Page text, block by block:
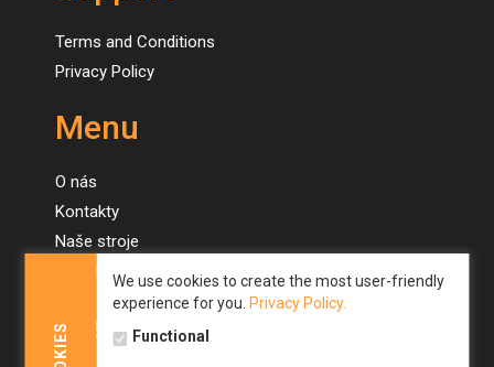
We use cookies to create the most user-friendly
experience for you. Privacy Policy.
Functional
Terms and Conditions
Privacy Policy
Menu
O nás
Kontakty
Naše stroje
Menu